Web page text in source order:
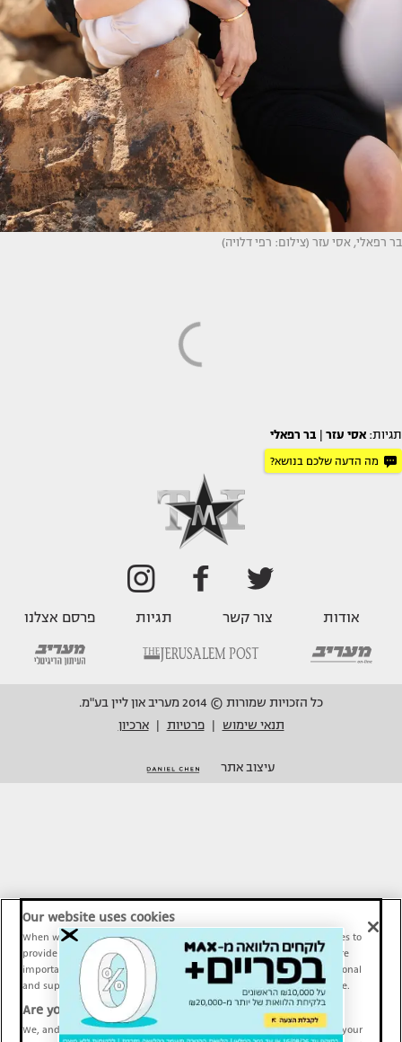
בר רפאלי, אסי עזר (צילום: רפי דלויה)
תגיות: אסי עזר בר רפאלי
מה הדעה שלכם בנושא?
אודות צור קשר תגיות פרסם אצלנו
כל הזכויות שמורות © 2014 מעריב און ליין בע"מ.
תנאי שימוש
פרטיות ארכיון
עיצוב אתר
Our website uses cookies
When we provide Maariv, TMI and Sport1 content online, we use cookies to
provide social media features and to analyze our traffic. These tools are
important and necessary for our website functionality. Others are optional
and support Maariv, TMI and Sport1 activity and your online experience.
Are you happy to accept cookies?
We, and our partners, use information about your use of our site and your